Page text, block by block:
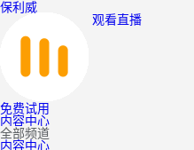
保利威
观看直播
免费试用
内容中心
全部频道
内容中心